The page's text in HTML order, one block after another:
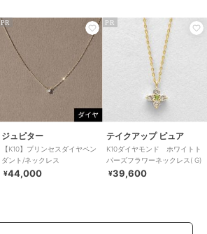
PR
ジュピター
【K10】プリンセスダイヤペン
ダント/ネックレス
¥44,000
PR
テイクアップ ピュア
K10ダイヤモンド ホワイトト
パーズフラワーネックレス( G)
¥39,600